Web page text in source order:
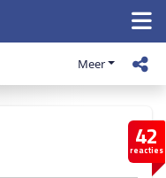
Meer
42
reacties